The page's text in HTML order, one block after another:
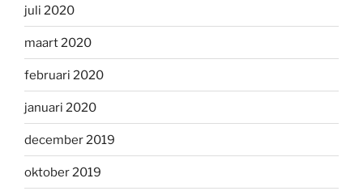
juli 2020
maart 2020
februari 2020
januari 2020
december 2019
oktober 2019